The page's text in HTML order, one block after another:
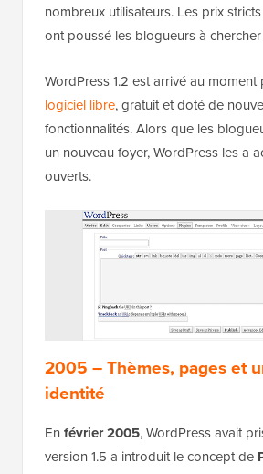
nombreux utilisateurs. Les prix
ont poussé les blogueurs à
WordPress 1.2 est arrivé au moment
logiciel libre, gratuit et doté de
fonctionnalités. Alors que les
un nouveau foyer, WordPress les a
ouverts.
2005 – Thèmes, pages et
identité
En février 2005, WordPress avait
version 1.5 a introduit le concept de